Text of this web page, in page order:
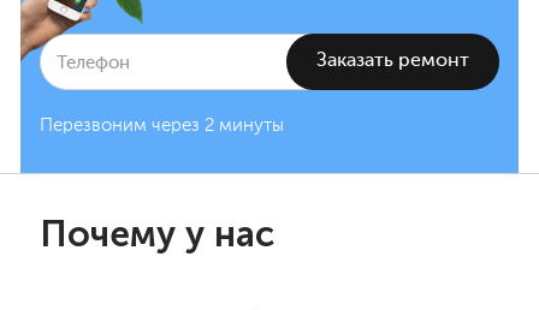
Перезвоним через 2 минуты
Почему у нас